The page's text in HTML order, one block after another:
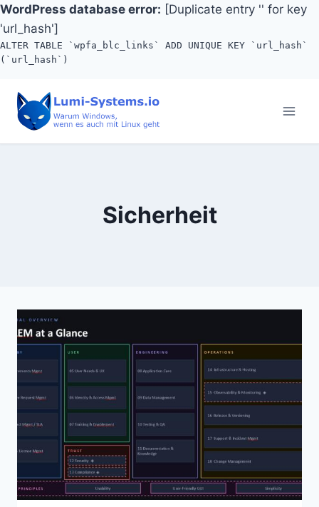
WordPress database error: [Duplicate entry '' for key
'url_hash']
ALTER TABLE `wpfa_blc_links` ADD UNIQUE KEY `url_hash`
(`url_hash`)
content
Sicherheit